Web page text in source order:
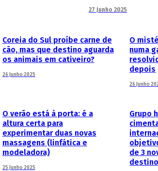
27 Junho 2025
Coreia do Sul proíbe carne de
cão, mas que destino aguarda
os animais em cativeiro?
26 Junho 2025
O
numa
depois
26 Junho
O verão está à porta: é a
altura certa para
experimentar duas novas
massagens (linfática e
modeladora)
25 Junho 2025
Grupo
de 3